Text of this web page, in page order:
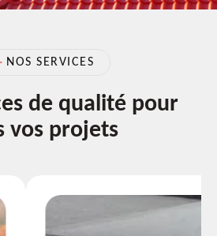
NOS SERVICES
de qualité pour
vos projets